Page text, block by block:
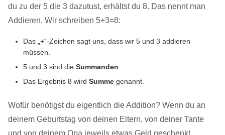
du zu der 5 die 3 dazutust, erhältst du 8. Das nennt man
Addieren. Wir schreiben 5+3=8:
Das „+“-Zeichen sagt uns, dass wir 5 und 3 addieren
müssen.
5 und 3 sind die Summanden
Das Ergebnis 8 wird Summe genannt.
Wofür benötigst du eigentlich die Addition? Wenn du an
deinem Geburtstag von deinen Eltern, von deiner Tante